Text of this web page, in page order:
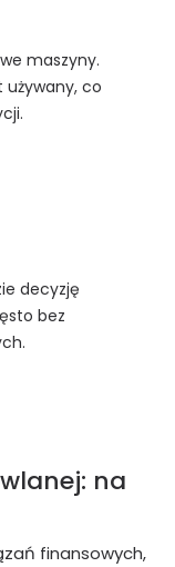
maszyny.
używany, co
decyzję
bez
na
finansowych,